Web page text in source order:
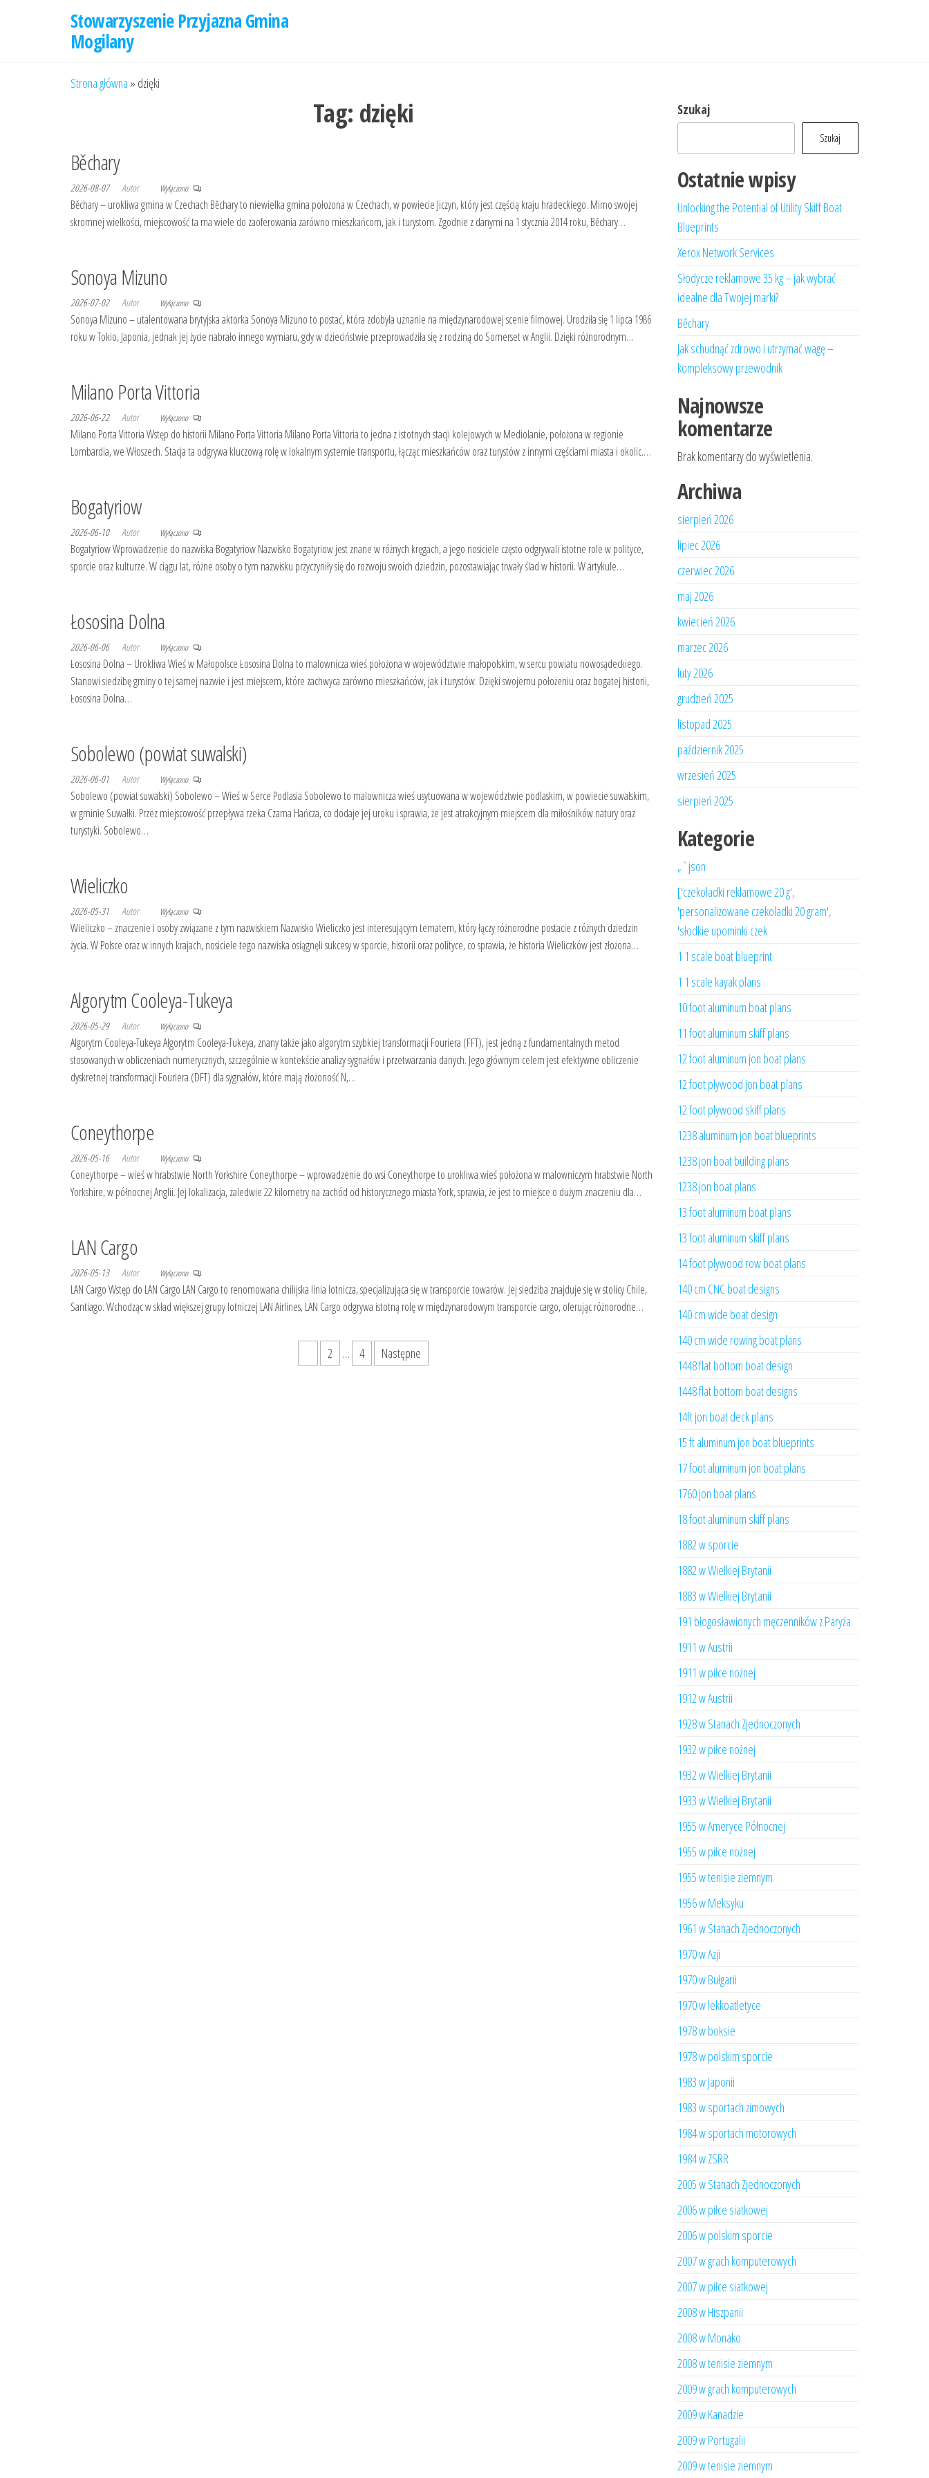
Stowarzyszenie Przyjazna Gmina
Mogilany
Strona główna » dzięki
Tag: dzięki
Běchary
2026-08-07 Autor Wyłączono
Běchary – urokliwa gmina w Czechach Běchary to niewielka gmina położona w Czechach, w powiecie Jiczyn, który jest częścią kraju hradeckiego. Mimo swojej
skromnej wielkości, miejscowość ta ma wiele do zaoferowania zarówno mieszkańcom, jak i turystom. Zgodnie z danymi na 1 stycznia 2014 roku, Běchary…
Sonoya Mizuno
2026-07-02 Autor Wyłączono
Sonoya Mizuno – utalentowana brytyjska aktorka Sonoya Mizuno to postać, która zdobyła uznanie na międzynarodowej scenie filmowej. Urodziła się 1 lipca 1986
roku w Tokio, Japonia, jednak jej życie nabrało innego wymiaru, gdy w dzieciństwie przeprowadziła się z rodziną do Somerset w Anglii. Dzięki różnorodnym…
Milano Porta Vittoria
2026-06-22 Autor Wyłączono
Milano Porta Vittoria Wstęp do historii Milano Porta Vittoria Milano Porta Vittoria to jedna z istotnych stacji kolejowych w Mediolanie, położona w regionie
Lombardia, we Włoszech. Stacja ta odgrywa kluczową rolę w lokalnym systemie transportu, łącząc mieszkańców oraz turystów z innymi częściami miasta i okolic.…
Bogatyriow
2026-06-10 Autor Wyłączono
Bogatyriow Wprowadzenie do nazwiska Bogatyriow Nazwisko Bogatyriow jest znane w różnych kręgach, a jego nosiciele często odgrywali istotne role w polityce,
sporcie oraz kulturze. W ciągu lat, różne osoby o tym nazwisku przyczyniły się do rozwoju swoich dziedzin, pozostawiając trwały ślad w historii. W artykule…
Łososina Dolna
2026-06-06 Autor Wyłączono
Łososina Dolna – Urokliwa Wieś w Małopolsce Łososina Dolna to malownicza wieś położona w województwie małopolskim, w sercu powiatu nowosądeckiego.
Stanowi siedzibę gminy o tej samej nazwie i jest miejscem, które zachwyca zarówno mieszkańców, jak i turystów. Dzięki swojemu położeniu oraz bogatej historii,
Łososina Dolna…
Sobolewo (powiat suwalski)
2026-06-01 Autor Wyłączono
Sobolewo (powiat suwalski) Sobolewo – Wieś w Serce Podlasia Sobolewo to malownicza wieś usytuowana w województwie podlaskim, w powiecie suwalskim,
w gminie Suwałki. Przez miejscowość przepływa rzeka Czarna Hańcza, co dodaje jej uroku i sprawia, że jest atrakcyjnym miejscem dla miłośników natury oraz
turystyki. Sobolewo…
Wieliczko
2026-05-31 Autor Wyłączono
Wieliczko – znaczenie i osoby związane z tym nazwiskiem Nazwisko Wieliczko jest interesującym tematem, który łączy różnorodne postacie z różnych dziedzin
życia. W Polsce oraz w innych krajach, nosiciele tego nazwiska osiągnęli sukcesy w sporcie, historii oraz polityce, co sprawia, że historia Wieliczków jest złożona…
Algorytm Cooleya-Tukeya
2026-05-29 Autor Wyłączono
Algorytm Cooleya-Tukeya Algorytm Cooleya-Tukeya, znany także jako algorytm szybkiej transformacji Fouriera (FFT), jest jedną z fundamentalnych metod
stosowanych w obliczeniach numerycznych, szczególnie w kontekście analizy sygnałów i przetwarzania danych. Jego głównym celem jest efektywne obliczenie
dyskretnej transformacji Fouriera (DFT) dla sygnałów, które mają złożoność N,…
Coneythorpe
2026-05-16 Autor Wyłączono
Coneythorpe – wieś w hrabstwie North Yorkshire Coneythorpe – wprowadzenie do wsi Coneythorpe to urokliwa wieś położona w malowniczym hrabstwie North
Yorkshire, w północnej Anglii. Jej lokalizacja, zaledwie 22 kilometry na zachód od historycznego miasta York, sprawia, że jest to miejsce o dużym znaczeniu dla…
LAN Cargo
2026-05-13 Autor Wyłączono
LAN Cargo Wstęp do LAN Cargo LAN Cargo to renomowana chilijska linia lotnicza, specjalizująca się w transporcie towarów. Jej siedziba znajduje się w stolicy Chile,
Santiago. Wchodząc w skład większej grupy lotniczej LAN Airlines, LAN Cargo odgrywa istotną rolę w międzynarodowym transporcie cargo, oferując różnorodne…
2 … 4 Następne
Szukaj
Szukaj
Ostatnie wpisy
Unlocking the Potential of Utility Skiff Boat
Blueprints
Xerox Network Services
Słodycze reklamowe 35 kg – jak wybrać
idealne dla Twojej marki?
Běchary
Jak schudnąć zdrowo i utrzymać wagę –
kompleksowy przewodnik
Najnowsze
komentarze
Brak komentarzy do wyświetlenia.
Archiwa
sierpień 2026
lipiec 2026
czerwiec 2026
maj 2026
kwiecień 2026
marzec 2026
luty 2026
grudzień 2025
listopad 2025
październik 2025
wrzesień 2025
sierpień 2025
Kategorie
„`json
['czekoladki reklamowe 20 g',
'personalizowane czekoladki 20 gram',
'słodkie upominki czek
1 1 scale boat blueprint
1 1 scale kayak plans
10 foot aluminum boat plans
11 foot aluminum skiff plans
12 foot aluminum jon boat plans
12 foot plywood jon boat plans
12 foot plywood skiff plans
1238 aluminum jon boat blueprints
1238 jon boat building plans
1238 jon boat plans
13 foot aluminum boat plans
13 foot aluminum skiff plans
14 foot plywood row boat plans
140 cm CNC boat designs
140 cm wide boat design
140 cm wide rowing boat plans
1448 flat bottom boat design
1448 flat bottom boat designs
14ft jon boat deck plans
15 ft aluminum jon boat blueprints
17 foot aluminum jon boat plans
1760 jon boat plans
18 foot aluminum skiff plans
1882 w sporcie
1882 w Wielkiej Brytanii
1883 w Wielkiej Brytanii
191 błogosławionych męczenników z Paryża
1911 w Austrii
1911 w piłce nożnej
1912 w Austrii
1928 w Stanach Zjednoczonych
1932 w piłce nożnej
1932 w Wielkiej Brytanii
1933 w Wielkiej Brytanii
1955 w Ameryce Północnej
1955 w piłce nożnej
1955 w tenisie ziemnym
1956 w Meksyku
1961 w Stanach Zjednoczonych
1970 w Azji
1970 w Bułgarii
1970 w lekkoatletyce
1978 w boksie
1978 w polskim sporcie
1983 w Japonii
1983 w sportach zimowych
1984 w sportach motorowych
1984 w ZSRR
2005 w Stanach Zjednoczonych
2006 w piłce siatkowej
2006 w polskim sporcie
2007 w grach komputerowych
2007 w piłce siatkowej
2008 w Hiszpanii
2008 w Monako
2008 w tenisie ziemnym
2009 w grach komputerowych
2009 w Kanadzie
2009 w Portugalii
2009 w tenisie ziemnym